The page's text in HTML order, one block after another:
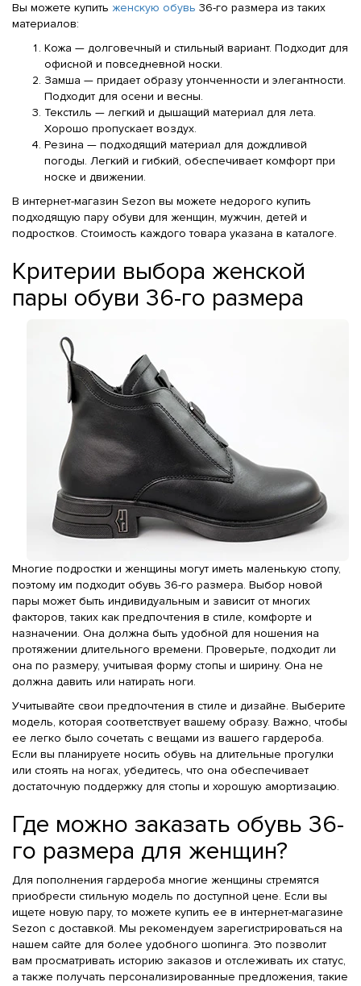
Вы можете купить женскую обувь 36-го размера из таких
материалов:
Кожа — долговечный и стильный вариант. Подходит для
офисной и повседневной носки.
Замша — придает образу утонченности и элегантности.
Подходит для осени и весны.
Текстиль — легкий и дышащий материал для лета.
Хорошо пропускает воздух.
Резина — подходящий материал для дождливой
погоды. Легкий и гибкий, обеспечивает комфорт при
носке и движении.
В интернет-магазин Sezon вы можете недорого купить
подходящую пару обуви для женщин, мужчин, детей и
подростков. Стоимость каждого товара указана в каталоге.
Критерии выбора женской
пары обуви 36-го размера
Многие подростки и женщины могут иметь маленькую стопу,
поэтому им подходит обувь 36-го размера. Выбор новой
пары может быть индивидуальным и зависит от многих
факторов, таких как предпочтения в стиле, комфорте и
назначении. Она должна быть удобной для ношения на
протяжении длительного времени. Проверьте, подходит ли
она по размеру, учитывая форму стопы и ширину. Она не
должна давить или натирать ноги.
Учитывайте свои предпочтения в стиле и дизайне. Выберите
модель, которая соответствует вашему образу. Важно, чтобы
ее легко было сочетать с вещами из вашего гардероба.
Если вы планируете носить обувь на длительные прогулки
или стоять на ногах, убедитесь, что она обеспечивает
достаточную поддержку для стопы и хорошую амортизацию.
Где можно заказать обувь 36-
го размера для женщин?
Для пополнения гардероба многие женщины стремятся
приобрести стильную модель по доступной цене. Если вы
ищете новую пару, то можете купить ее в интернет-магазине
Sezon с доставкой. Мы рекомендуем зарегистрироваться на
нашем сайте для более удобного шопинга. Это позволит
вам просматривать историю заказов и отслеживать их статус,
а также получать персонализированные предложения, такие